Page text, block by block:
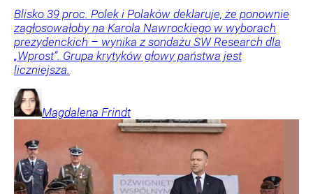
Blisko 39 proc. Polek i Polaków deklaruje, że ponownie
zagłosowałoby na Karola Nawrockiego w wyborach
prezydenckich – wynika z sondażu SW Research dla
„Wprost”. Grupa krytyków głowy państwa jest
liczniejsza.
Magdalena Frindt